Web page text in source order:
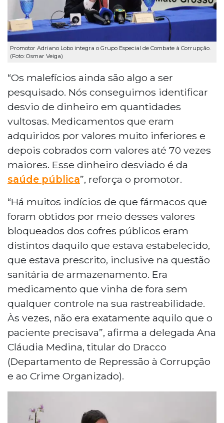
Promotor Adriano Lobo integra o Grupo Especial de Combate à Corrupção.
(Foto: Osmar Veiga)
“Os malefícios ainda são algo a ser
pesquisado. Nós conseguimos identificar
desvio de dinheiro em quantidades
vultosas. Medicamentos que eram
adquiridos por valores muito inferiores e
depois cobrados com valores até 70 vezes
maiores. Esse dinheiro desviado é da
saúde pública”, reforça o promotor.
“Há muitos indícios de que fármacos que
foram obtidos por meio desses valores
bloqueados dos cofres públicos eram
distintos daquilo que estava estabelecido,
que estava prescrito, inclusive na questão
sanitária de armazenamento. Era
medicamento que vinha de fora sem
qualquer controle na sua rastreabilidade.
Às vezes, não era exatamente aquilo que o
paciente precisava”, afirma a delegada Ana
Cláudia Medina, titular do Dracco
(Departamento de Repressão à Corrupção
e ao Crime Organizado).